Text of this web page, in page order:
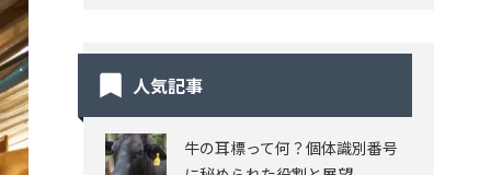
人気記事
牛の耳標って何？個体識別番号